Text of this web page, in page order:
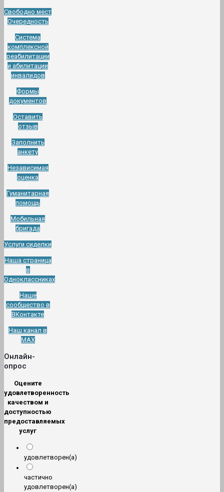
Свободно мест
Очередность
Система
комплексной
реабилитации
и абилитации
инвалидов
Формы
документов
Оставить
отзыв
Заполнить
анкету
Независимая
оценка
Гуманитарная
помощь
Мобильная
бригада
Услуги сиделки
Наша страница
в
Одноклассниках
Наше
сообщество в
ВКонтакте
Наш канал в
МАХ
Онлайн-
опрос
Оцените
удовлетворенность
качеством и
доступностью
предоставляемых
услуг
удовлетворен(а)
частично
удовлетворен(а)